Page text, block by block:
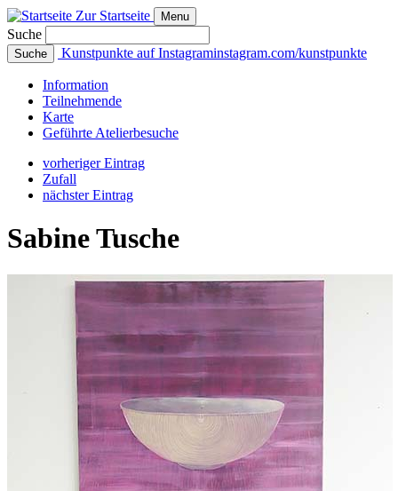
Zur Startseite Menu
Suche
Suche Kunstpunkte auf Instagraminstagram.com/kunstpunkte
Information
Teilnehmende
Karte
Geführte Atelierbesuche
vorheriger Eintrag
Zufall
nächster Eintrag
Sabine Tusche